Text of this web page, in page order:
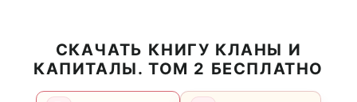
СКАЧАТЬ КНИГУ КЛАНЫ И
КАПИТАЛЫ. ТОМ 2 БЕСПЛАТНО